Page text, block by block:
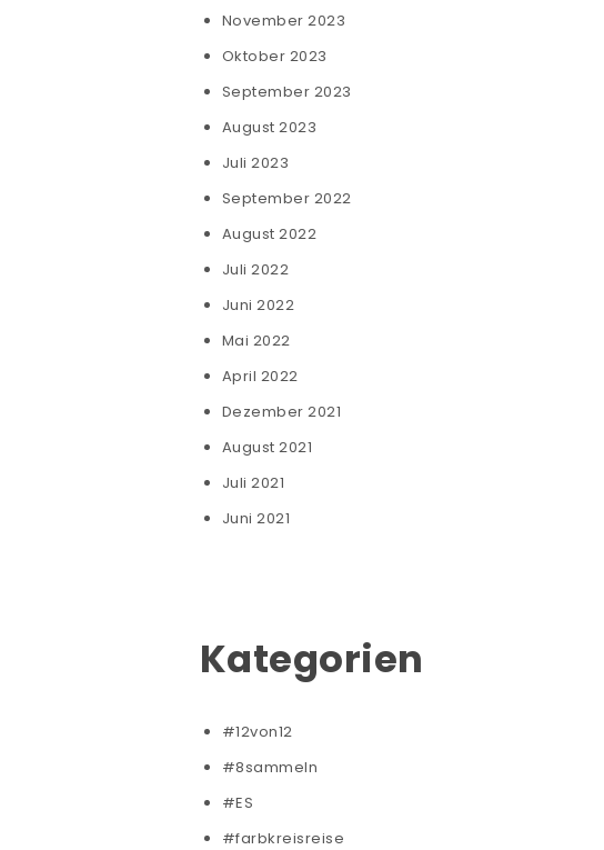
November 2023
Oktober 2023
September 2023
August 2023
Juli 2023
September 2022
August 2022
Juli 2022
Juni 2022
Mai 2022
April 2022
Dezember 2021
August 2021
Juli 2021
Juni 2021
Kategorien
#12von12
#8sammeln
#ES
#farbkreisreise